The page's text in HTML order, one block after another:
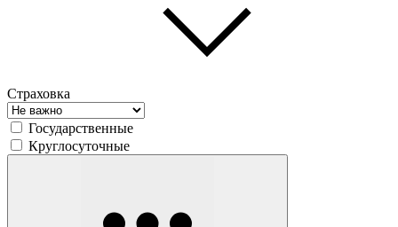
Страховка
Государственные
Круглосуточные